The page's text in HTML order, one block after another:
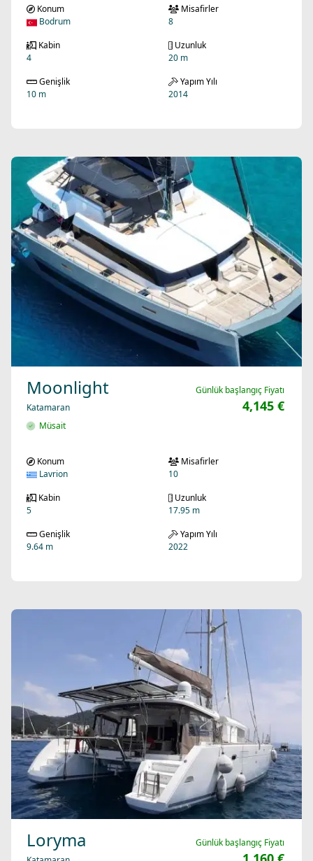
Konum
Bodrum
Misafirler
8
Kabin
4
Uzunluk
20 m
Genişlik
10 m
Yapım Yılı
2014
Moonlight
Katamaran
Müsait
Günlük başlangıç Fiyatı
4,145 €
Konum
Lavrion
Misafirler
10
Kabin
5
Uzunluk
17.95 m
Genişlik
9.64 m
Yapım Yılı
2022
Loryma Günlük başlangıç Fiyatı